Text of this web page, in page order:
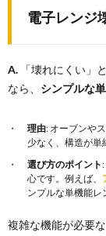
電子レンジ
A. 「壊れにくい」
なら、 シンプルな
理由: オーブンや
少なく、構造が単
選び方のポイント
心です。例えば、
ンプルな単機能レ
複雑な機能が必要